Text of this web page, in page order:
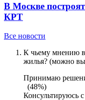
В Москве
КРТ
Все новости
К чьему мнению
жилья? (можно
Принимаю
(48%)
Консультируюсь